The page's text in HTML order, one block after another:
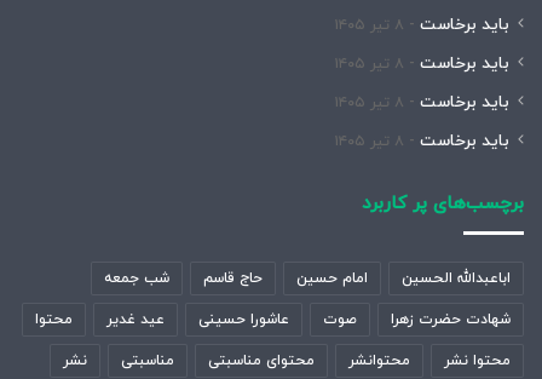
باید برخاست ۸ تیر ۱۴۰۵
باید برخاست ۸ تیر ۱۴۰۵
باید برخاست ۸ تیر ۱۴۰۵
باید برخاست ۸ تیر ۱۴۰۵
برچسب‌های پر کاربرد
اباعبدالله الحسین امام حسین حاج قاسم شب جمعه
شهادت حضرت زهرا صوت عاشورا حسینی عید غدیر محتوا
محتوا نشر محتوانشر محتوای مناسبتی مناسبتی نشر